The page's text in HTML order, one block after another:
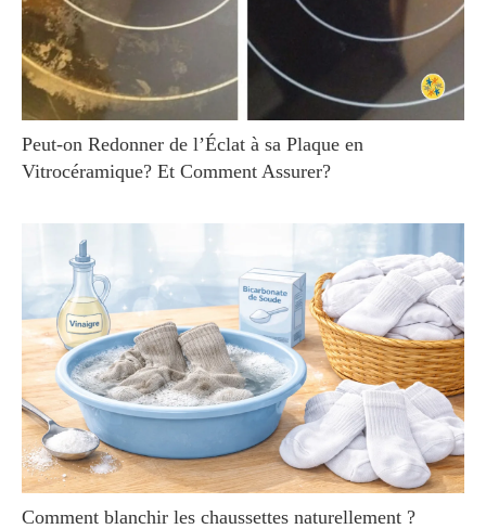
Peut-on Redonner de l’Éclat à sa Plaque en
Vitrocéramique? Et Comment Assurer?
Comment blanchir les chaussettes naturellement ?